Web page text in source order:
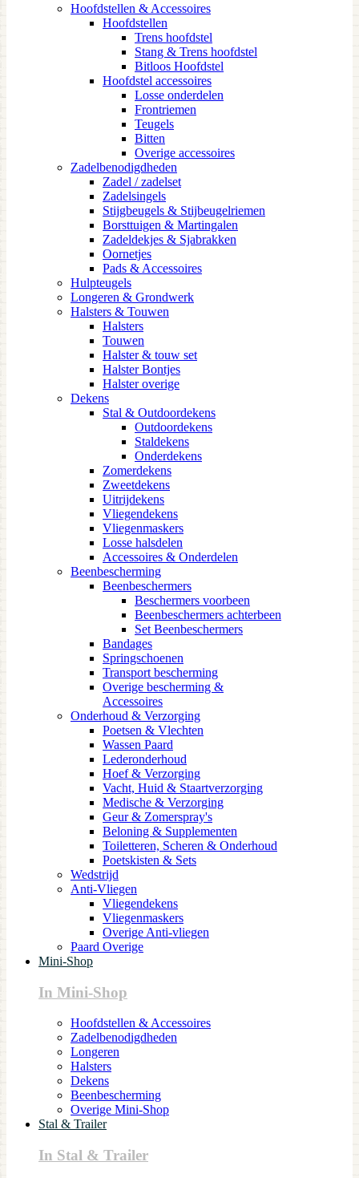
Hoofdstellen & Accessoires
Hoofdstellen
Trens hoofdstel
Stang & Trens hoofdstel
Bitloos Hoofdstel
Hoofdstel accessoires
Losse onderdelen
Frontriemen
Teugels
Bitten
Overige accessoires
Zadelbenodigdheden
Zadel / zadelset
Zadelsingels
Stijgbeugels & Stijbeugelriemen
Borsttuigen & Martingalen
Zadeldekjes & Sjabrakken
Oornetjes
Pads & Accessoires
Hulpteugels
Longeren & Grondwerk
Halsters & Touwen
Halsters
Touwen
Halster & touw set
Halster Bontjes
Halster overige
Dekens
Stal & Outdoordekens
Outdoordekens
Staldekens
Onderdekens
Zomerdekens
Zweetdekens
Uitrijdekens
Vliegendekens
Vliegenmaskers
Losse halsdelen
Accessoires & Onderdelen
Beenbescherming
Beenbeschermers
Beschermers voorbeen
Beenbeschermers achterbeen
Set Beenbeschermers
Bandages
Springschoenen
Transport bescherming
Overige bescherming &
Accessoires
Onderhoud & Verzorging
Poetsen & Vlechten
Wassen Paard
Lederonderhoud
Hoef & Verzorging
Vacht, Huid & Staartverzorging
Medische & Verzorging
Geur & Zomerspray's
Beloning & Supplementen
Toiletteren, Scheren & Onderhoud
Poetskisten & Sets
Wedstrijd
Anti-Vliegen
Vliegendekens
Vliegenmaskers
Overige Anti-vliegen
Paard Overige
Mini-Shop
In Mini-Shop
Hoofdstellen & Accessoires
Zadelbenodigdheden
Longeren
Halsters
Dekens
Beenbescherming
Overige Mini-Shop
Stal & Trailer
In Stal & Trailer